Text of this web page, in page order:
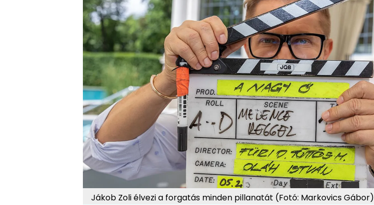
Jákob Zoli élvezi a forgatás minden pillanatát (Fotó: Markovics Gábor)